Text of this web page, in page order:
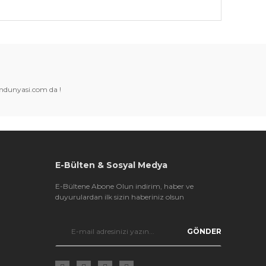
tarafımıza iletebilirsiniz.
da !
E-Bülten & Sosyal Medya
E-Bültene Abone Olun indirim, haber ve
duyurulardan ilk sizin haberiniz olsun
GÖNDER